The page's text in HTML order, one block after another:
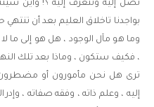
نصل إليه ونتعرف إليه ؟! وأين
بواجدنا تاخلاق العليم بعد أن تنتهي
وما هو مآل الوجود ، هل هو إلى ما لا
، فكيف ستكون ، وماذا بعد تلك
ترى هل نحن مأمورون أو مضطرون
إليه ، وعلم ذاته ، وفقه صفاته ،